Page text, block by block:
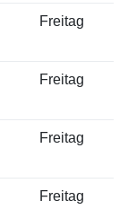
Freitag
Freitag
Freitag
Freitag